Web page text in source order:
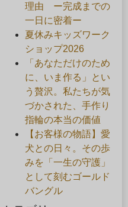
理由 ー完成までの
一日に密着ー
夏休みキッズワーク
ショップ2026
「あなただけのため
に、いま作る」とい
う贅沢。私たちが気
づかされた、手作り
指輪の本当の価値
【お客様の物語】愛
犬との日々。その歩
みを「一生の守護」
として刻むゴールド
バングル